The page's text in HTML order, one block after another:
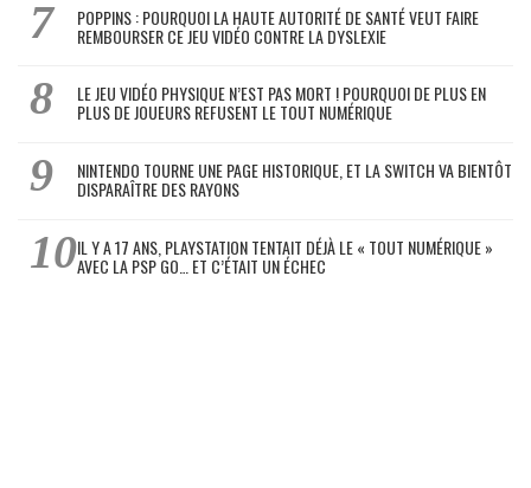
POPPINS : POURQUOI LA HAUTE AUTORITÉ DE SANTÉ VEUT FAIRE
REMBOURSER CE JEU VIDÉO CONTRE LA DYSLEXIE
LE JEU VIDÉO PHYSIQUE N’EST PAS MORT ! POURQUOI DE PLUS EN
PLUS DE JOUEURS REFUSENT LE TOUT NUMÉRIQUE
NINTENDO TOURNE UNE PAGE HISTORIQUE, ET LA SWITCH VA BIENTÔT
DISPARAÎTRE DES RAYONS
IL Y A 17 ANS, PLAYSTATION TENTAIT DÉJÀ LE « TOUT NUMÉRIQUE »
AVEC LA PSP GO… ET C’ÉTAIT UN ÉCHEC